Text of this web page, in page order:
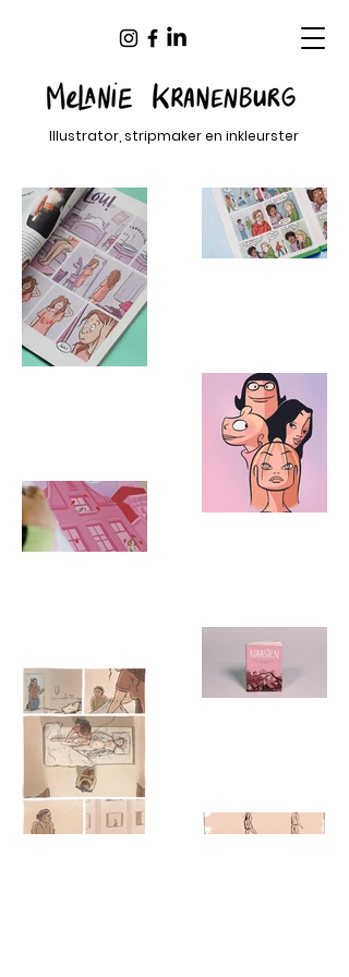
Illustrator, stripmaker en inkleurster